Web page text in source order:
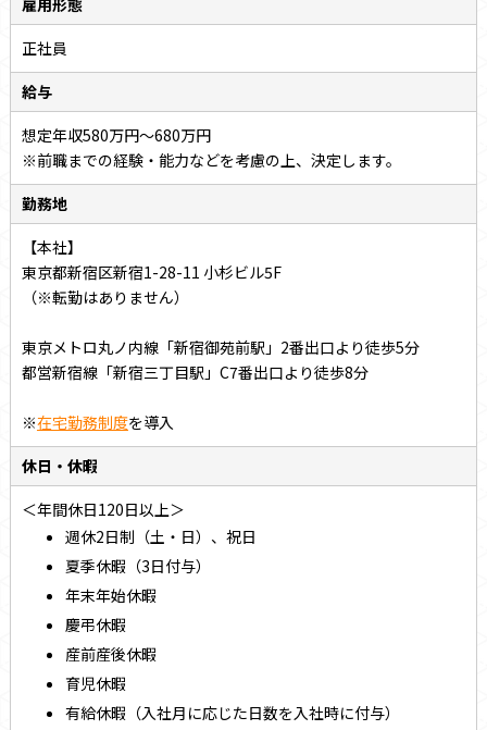
正社員
給与
想定年収580万円～680万円
※前職までの経験・能力などを考慮の上、決定します。
勤務地
【本社】
東京都新宿区新宿1-28-11 小杉ビル5F
（※転勤はありません）
東京メトロ丸ノ内線「新宿御苑前駅」2番出口より徒歩5分
都営新宿線「新宿三丁目駅」C7番出口より徒歩8分
※在宅勤務制度を導入
休日・休暇
＜年間休日120日以上＞
週休2日制（土・日）、祝日
夏季休暇（3日付与）
年末年始休暇
慶弔休暇
産前産後休暇
育児休暇
有給休暇（入社月に応じた日数を入社時に付与）